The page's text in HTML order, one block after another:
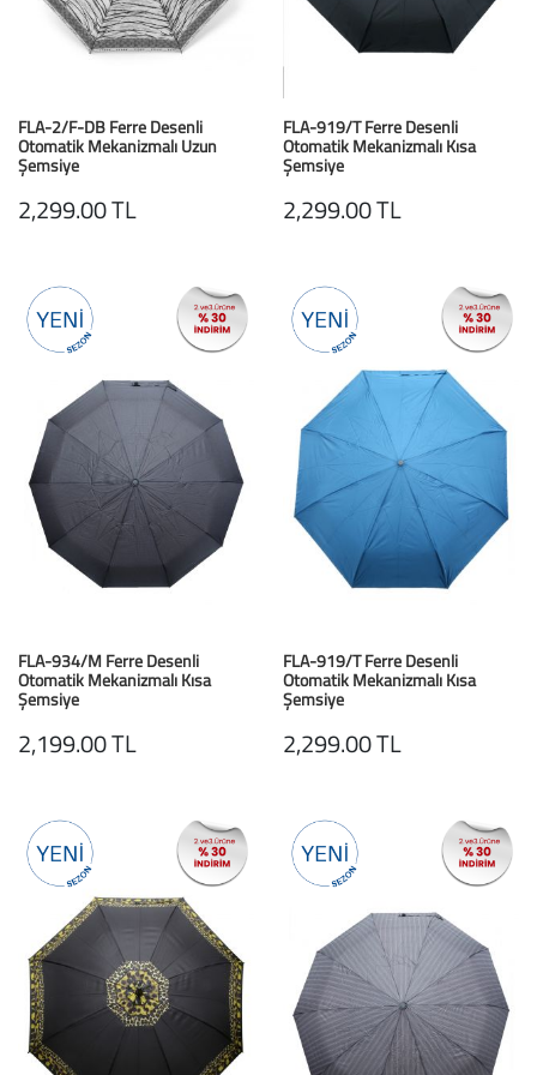
Büyük Beden
Mini Melissa
Primigi
Kifidis
Kids
SoftStep
Dizlikler
Fıtık Bağları
Kol Askısı
Omuz Destekleri
Parmak Atelleri
Rom Walker &
Metal Ortopedi
Baston
Koltuk Altı
Aksesuar ve
Kifidis Softstep
Kifidis Aqua
K1992 Serisi
FLA-2/F-DB Ferre Desenli
Otomatik Mekanizmalı Uzun
Şemsiye
Zebra Desenli
2,299.00 TL
FLA-919/T Ferre Desenli
Otomatik Mekanizmalı Kısa
Şemsiye
Siyah / Black
2,299.00 TL
FLA-934/M Ferre Desenli
Otomatik Mekanizmalı Kısa
Şemsiye
Gri Desenli
2,199.00 TL
FLA-919/T Ferre Desenli
Otomatik Mekanizmalı Kısa
Şemsiye
Mavi / Blue
2,299.00 TL